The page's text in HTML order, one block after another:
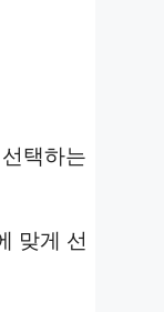
택하는
맞게 선